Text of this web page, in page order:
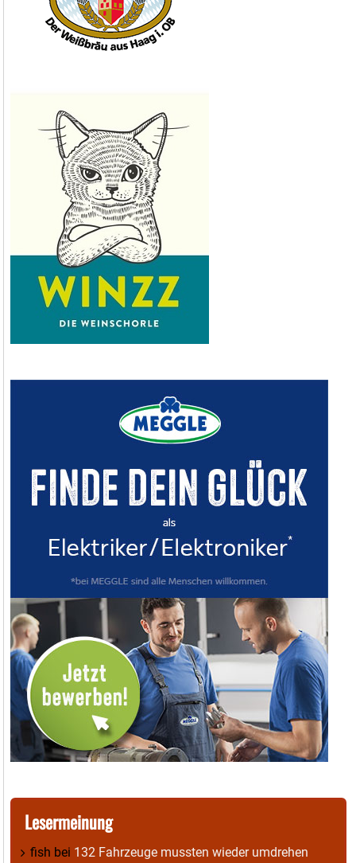
Lesermeinung
fish bei 132 Fahrzeuge mussten wieder umdrehen